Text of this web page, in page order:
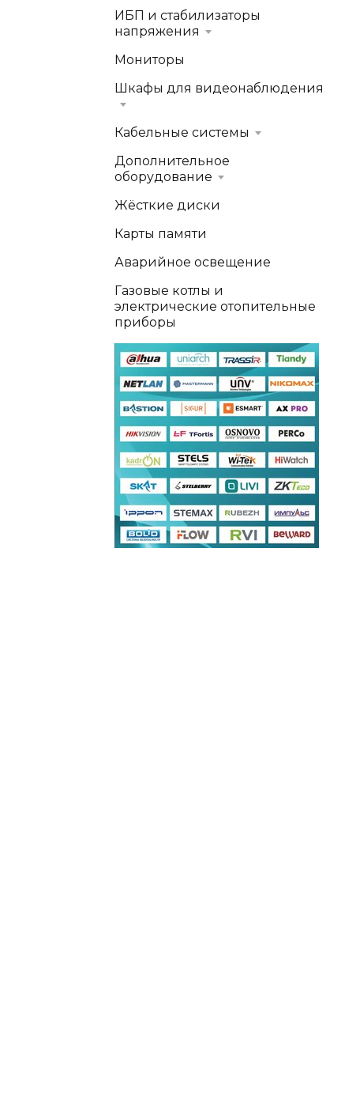
ИБП и стабилизаторы
напряжения
Мониторы
Шкафы для видеонаблюдения
Кабельные системы
Дополнительное
оборудование
Жёсткие диски
Карты памяти
Аварийное освещение
Газовые котлы и
электрические отопительные
приборы